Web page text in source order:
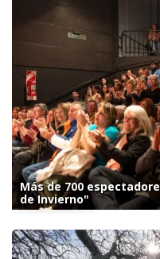
Más de 700
de Invierno"